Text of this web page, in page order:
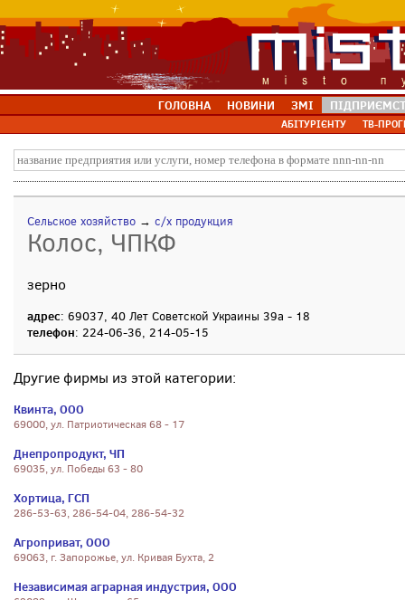
ГОЛОВНА НОВИНИ ЗМІ
АБІТУРІЄНТУ ТВ-
Сельское хозяйство → с/х продукция
Колос, ЧПКФ
зерно
адрес: 69037, 40 Лет Советской Украины 39а - 18
телефон: 224-06-36, 214-05-15
Другие фирмы из этой категории:
Квинта, ООО
69000, ул. Патриотическая 68 - 17
Днепропродукт, ЧП
69035, ул. Победы 63 - 80
Хортица, ГСП
286-53-63, 286-54-04, 286-54-32
Агроприват, ООО
69063, г. Запорожье, ул. Кривая Бухта, 2
Независимая аграрная индустрия, ООО